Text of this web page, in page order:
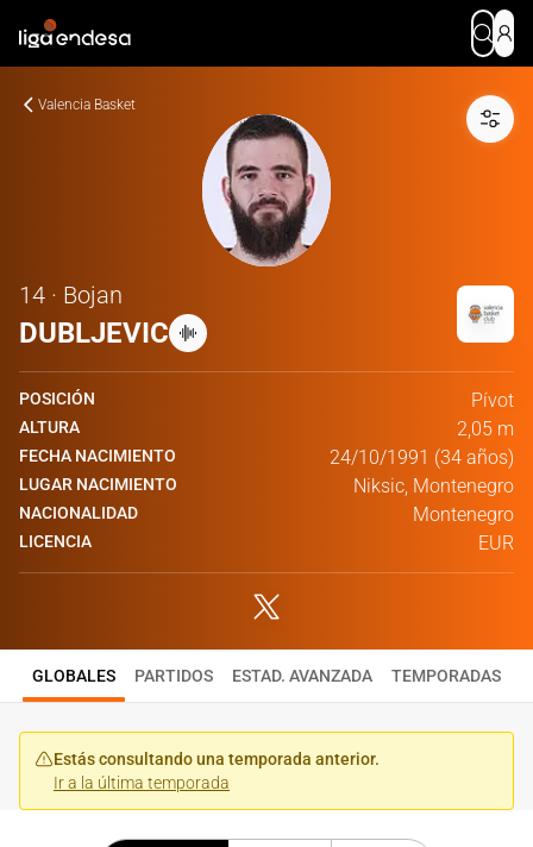
Valencia Basket
14 · Bojan
DUBLJEVIC
POSICIÓN Pívot
ALTURA 2,05 m
FECHA NACIMIENTO 24/10/1991 (34 años)
LUGAR NACIMIENTO Niksic, Montenegro
NACIONALIDAD Montenegro
LICENCIA EUR
GLOBALES PARTIDOS ESTAD. AVANZADA TEMPORADAS
Estás consultando una temporada anterior.
Ir a la última temporada